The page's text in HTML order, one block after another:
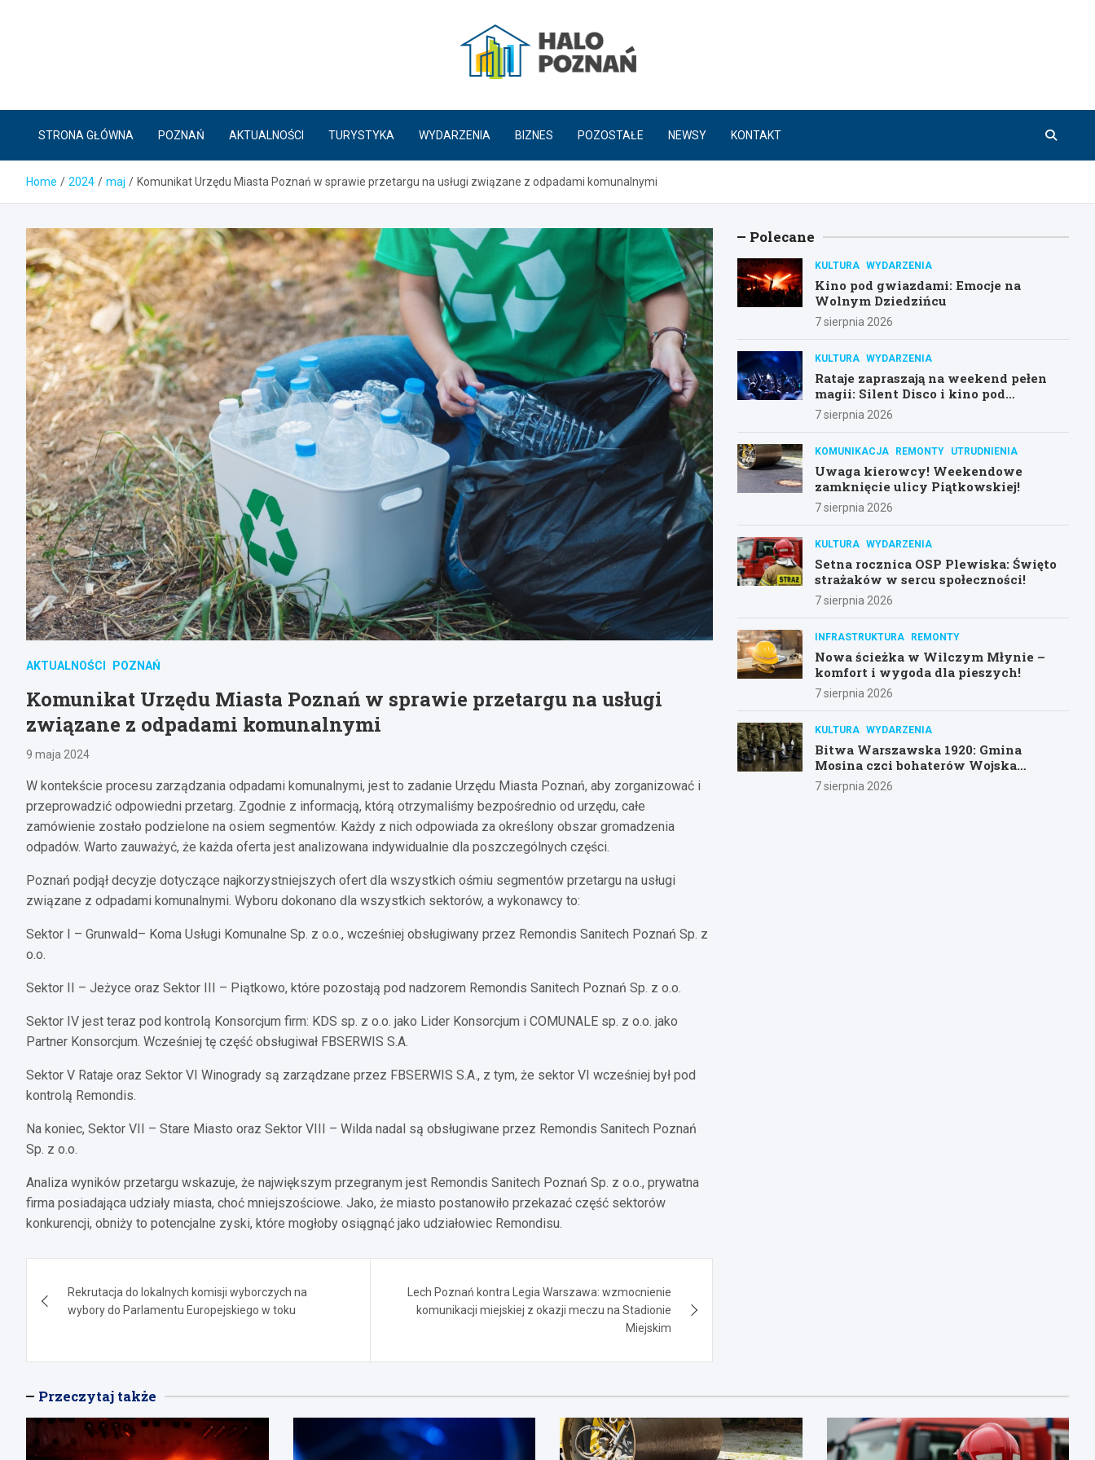
HaloPoznań.pl
STRONA GŁÓWNA POZNAŃ AKTUALNOŚCI TURYSTYKA WYDARZENIA BIZNES POZOSTAŁE NEWSY KONTAKT
Home 2024 maj Komunikat Urzędu Miasta Poznań w sprawie przetargu na usługi związane z odpadami komunalnymi
AKTUALNOŚCI POZNAŃ
Komunikat Urzędu Miasta Poznań w sprawie przetargu na usługi
związane z odpadami komunalnymi
9 maja 2024
W kontekście procesu zarządzania odpadami komunalnymi, jest to zadanie Urzędu Miasta Poznań, aby zorganizować i
przeprowadzić odpowiedni przetarg. Zgodnie z informacją, którą otrzymaliśmy bezpośrednio od urzędu, całe
zamówienie zostało podzielone na osiem segmentów. Każdy z nich odpowiada za określony obszar gromadzenia
odpadów. Warto zauważyć, że każda oferta jest analizowana indywidualnie dla poszczególnych części.
Poznań podjął decyzje dotyczące najkorzystniejszych ofert dla wszystkich ośmiu segmentów przetargu na usługi
związane z odpadami komunalnymi. Wyboru dokonano dla wszystkich sektorów, a wykonawcy to:
Sektor I – Grunwald– Koma Usługi Komunalne Sp. z o.o., wcześniej obsługiwany przez Remondis Sanitech Poznań Sp. z
o.o.
Sektor II – Jeżyce oraz Sektor III – Piątkowo, które pozostają pod nadzorem Remondis Sanitech Poznań Sp. z o.o.
Sektor IV jest teraz pod kontrolą Konsorcjum firm: KDS sp. z o.o. jako Lider Konsorcjum i COMUNALE sp. z o.o. jako
Partner Konsorcjum. Wcześniej tę część obsługiwał FBSERWIS S.A.
Sektor V Rataje oraz Sektor VI Winogrady są zarządzane przez FBSERWIS S.A., z tym, że sektor VI wcześniej był pod
kontrolą Remondis.
Na koniec, Sektor VII – Stare Miasto oraz Sektor VIII – Wilda nadal są obsługiwane przez Remondis Sanitech Poznań
Sp. z o.o.
Analiza wyników przetargu wskazuje, że największym przegranym jest Remondis Sanitech Poznań Sp. z o.o., prywatna
firma posiadająca udziały miasta, choć mniejszościowe. Jako, że miasto postanowiło przekazać część sektorów
konkurencji, obniży to potencjalne zyski, które mogłoby osiągnąć jako udziałowiec Remondisu.
wpisu
Rekrutacja do lokalnych komisji wyborczych na
wybory do Parlamentu Europejskiego w toku
Lech Poznań kontra Legia Warszawa: wzmocnienie
komunikacji miejskiej z okazji meczu na Stadionie
Miejskim
Polecane
KULTURA WYDARZENIA
Kino pod gwiazdami: Emocje na
Wolnym Dziedzińcu
7 sierpnia 2026
KULTURA WYDARZENIA
Rataje zapraszają na weekend pełen
magii: Silent Disco i kino pod
gwiazdami!
7 sierpnia 2026
KOMUNIKACJA REMONTY UTRUDNIENIA
Uwaga kierowcy! Weekendowe
zamknięcie ulicy Piątkowskiej!
7 sierpnia 2026
KULTURA WYDARZENIA
Setna rocznica OSP Plewiska: Święto
strażaków w sercu społeczności!
7 sierpnia 2026
INFRASTRUKTURA REMONTY
Nowa ścieżka w Wilczym Młynie –
komfort i wygoda dla pieszych!
7 sierpnia 2026
KULTURA WYDARZENIA
Bitwa Warszawska 1920: Gmina
Mosina czci bohaterów Wojska
Polskiego
7 sierpnia 2026
Przeczytaj także